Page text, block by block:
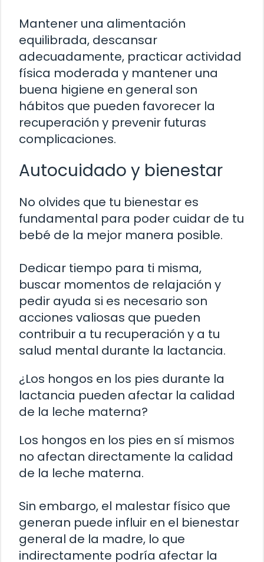
Mantener una alimentación
equilibrada, descansar
adecuadamente, practicar actividad
física moderada y mantener una
buena higiene en general son
hábitos que pueden favorecer la
recuperación y prevenir futuras
complicaciones.
Autocuidado y bienestar
No olvides que tu bienestar es
fundamental para poder cuidar de tu
bebé de la mejor manera posible.
Dedicar tiempo para ti misma,
buscar momentos de relajación y
pedir ayuda si es necesario son
acciones valiosas que pueden
contribuir a tu recuperación y a tu
salud mental durante la lactancia.
¿Los hongos en los pies durante la
lactancia pueden afectar la calidad
de la leche materna?
Los hongos en los pies en sí mismos
no afectan directamente la calidad
de la leche materna.
Sin embargo, el malestar físico que
generan puede influir en el bienestar
general de la madre, lo que
indirectamente podría afectar la